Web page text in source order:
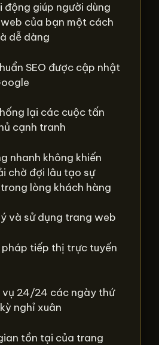
động giúp người dùng
của bạn một cách
dễ dàng
SEO được cập nhật
lại các cuộc tấn
cạnh tranh
nhanh không khiến
chờ đợi lâu tạo sự
lòng khách hàng
và sử dụng trang web
tiếp thị trực tuyến
vụ 24/24 các ngày thứ
nghỉ xuân
tồn tại của trang